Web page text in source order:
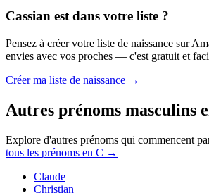
Cassian est dans votre liste ?
Pensez à créer votre liste de naissance sur
envies avec vos proches — c'est gratuit et
Créer ma liste de naissance →
Autres prénoms masculins
Explore d'autres prénoms qui commencent
tous les prénoms en C →
Claude
Christian